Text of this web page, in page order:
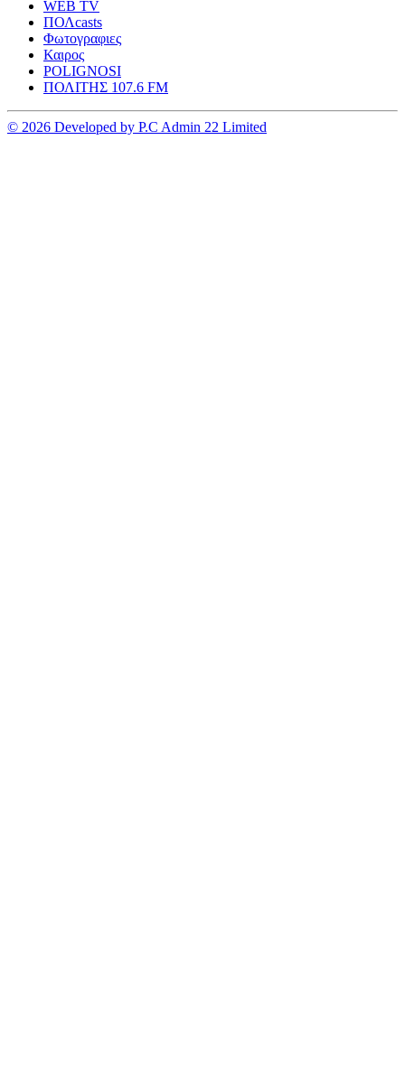
WEB TV
ΠΟΛcasts
Φωτογραφιες
Καιρος
POLIGNOSI
ΠΟΛΙΤΗΣ 107.6 FM
© 2026 Developed by P.C Admin 22 Limited